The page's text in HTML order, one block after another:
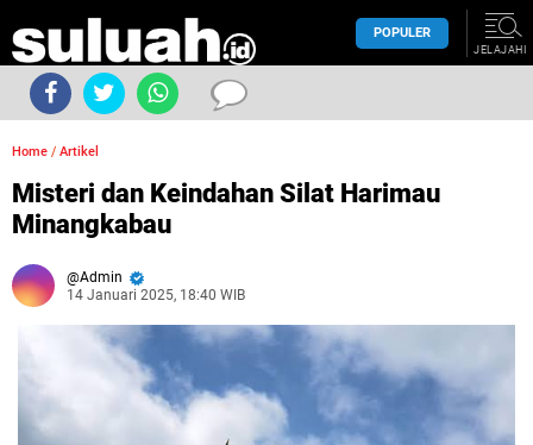
POPULER
JELAJAHI
Home / Artikel
Misteri dan Keindahan Silat Harimau
Minangkabau
Admin
14 Januari 2025, 18:40 WIB